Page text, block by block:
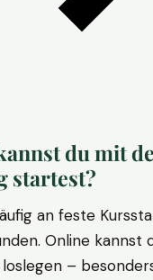
du mit
startest?
an feste
Online kannst
–